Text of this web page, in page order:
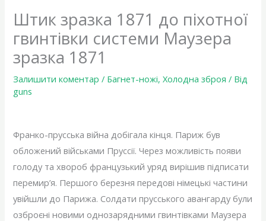
Штик зразка 1871 до піхотної
гвинтівки системи Маузера
зразка 1871
Залишити коментар / Багнет-ножі,Холодна зброя / Від
guns
Франко-прусська війна добігала кінця. Париж був
обложений військами Пруссії. Через можливість появи
голоду та хвороб французький уряд вирішив підписати
перемир’я. Першого березня передові німецькі частини
увійшли до Парижа. Солдати прусського авангарду були
озброєні новими однозарядними гвинтівками Маузера